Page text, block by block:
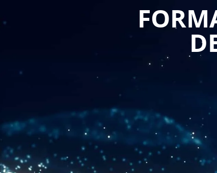
De plus, la formation pourra également
droit du travail en matière de licenciement, de
En somme, une formation approfondie sur le
les plus complexes de cette matière et de
Les entreprises pourront ainsi sécuriser leur
des règles du droit du travail.